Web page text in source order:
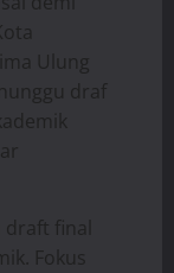
Ulung
draf
final
Fokus